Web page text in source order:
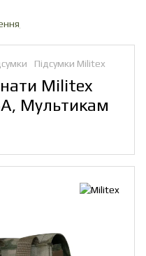
Підсумки Militex
Militex
Мультикам